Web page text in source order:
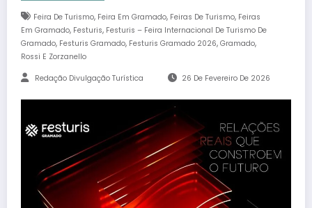
Feira De Turismo, Feira Em Gramado, Feiras De Turismo, Feiras
Em Gramado, Festuris, Festuris – Feira Internacional De Turismo De
Gramado, Festuris Gramado, Festuris Gramado 2026, Gramado,
Rossi E Zorzanello
Redação Divulgação Turística 26 De Fevereiro De 2026